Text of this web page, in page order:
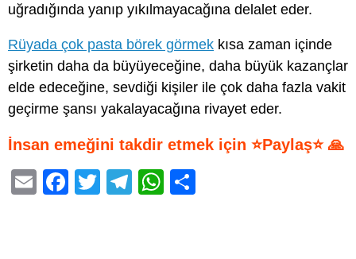
uğradığında yanıp yıkılmayacağına delalet eder.
Rüyada çok pasta börek görmek kısa zaman içinde
şirketin daha da büyüyeceğine, daha büyük kazançlar
elde edeceğine, sevdiği kişiler ile çok daha fazla vakit
geçirme şansı yakalayacağına rivayet eder.
İnsan emeğini takdir etmek için ⭐Paylaş⭐ 🙏
E
F
T
T
W